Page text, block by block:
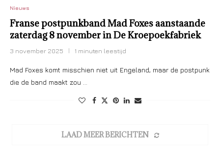
Nieuws
Franse postpunkband Mad Foxes aanstaande
zaterdag 8 november in De Kroepoekfabriek
3 november 2025 1 minuten leestijd
Mad Foxes komt misschien niet uit Engeland, maar de postpunk
die de band maakt zou …
LAAD MEER BERICHTEN